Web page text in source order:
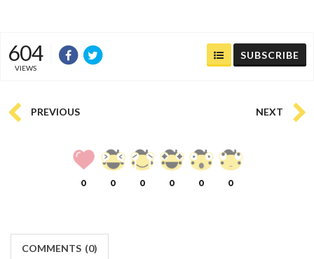
604
VIEWS
SUBSCRIBE
PREVIOUS NEXT
0 0 0 0 0 0
COMMENTS (0)